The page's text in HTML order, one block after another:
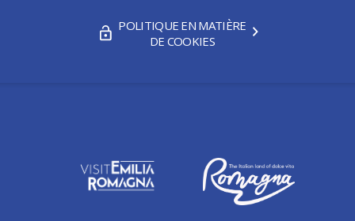
POLITIQUE EN MATIÈRE
DE COOKIES